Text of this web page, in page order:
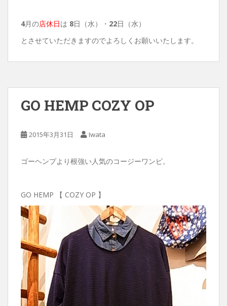
4月の店休日は 8日（水）・ 22日（水）
とさせていただきますのでよろしくお願いいたします。
GO HEMP COZY OP
2015年3月31日 Iwata
ゴーヘンプより根強い人気のコージーワンピ。
GO HEMP 【 COZY OP 】